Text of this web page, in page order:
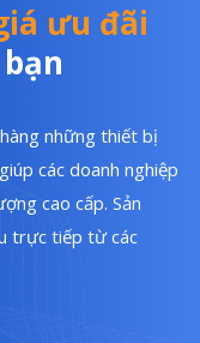
ưu đãi
những thiết bị
các doanh nghiệp
cao cấp. Sản
trực tiếp từ các